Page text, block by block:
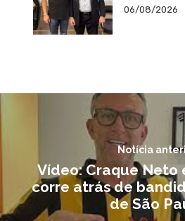
06/08/2026
Notícia
Vídeo: Craque Neto
corre atrás de
de São